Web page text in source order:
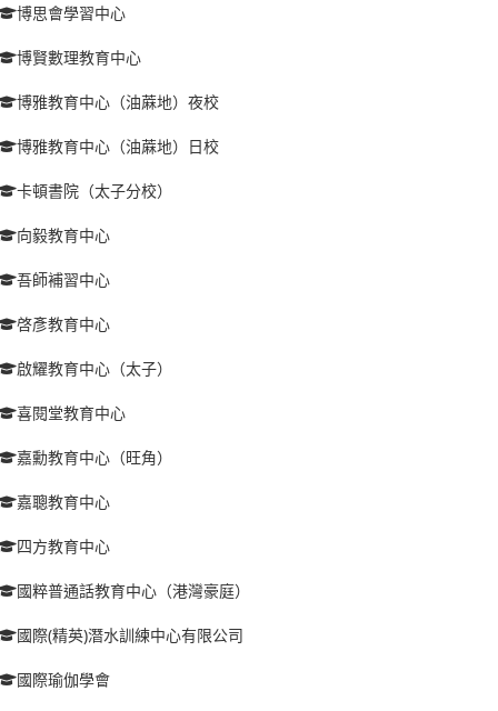
博思會學習中心
博賢數理教育中心
博雅教育中心（油蔴地）夜校
博雅教育中心（油蔴地）日校
卡頓書院（太子分校）
向毅教育中心
吾師補習中心
啓彥教育中心
啟耀教育中心（太子）
喜閱堂教育中心
嘉勳教育中心（旺角）
嘉聰教育中心
四方教育中心
國粹普通話教育中心（港灣豪庭）
國際(精英)潛水訓練中心有限公司
國際瑜伽學會